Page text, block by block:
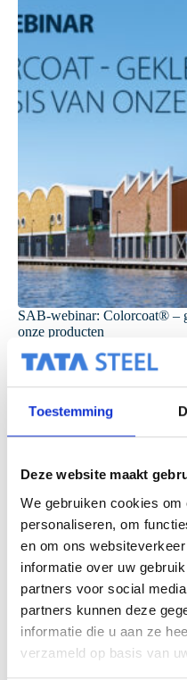
Toestemming
Deze website maakt
We gebruiken cookies
personaliseren, om
en om ons
informatie over uw
partners voor social
partners kunnen deze
informatie die u aan ze
verzameld op basis van
SAB-webinar: Colorcoat® –
onze producten